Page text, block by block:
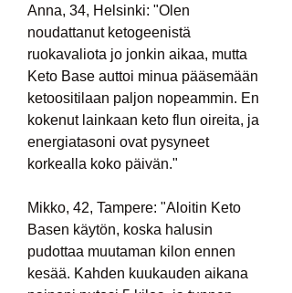
Anna, 34, Helsinki: "Olen
noudattanut ketogeenistä
ruokavaliota jo jonkin aikaa, mutta
Keto Base auttoi minua pääsemään
ketoositilaan paljon nopeammin. En
kokenut lainkaan keto flun oireita, ja
energiatasoni ovat pysyneet
korkealla koko päivän."
Mikko, 42, Tampere: "Aloitin Keto
Basen käytön, koska halusin
pudottaa muutaman kilon ennen
kesää. Kahden kuukauden aikana